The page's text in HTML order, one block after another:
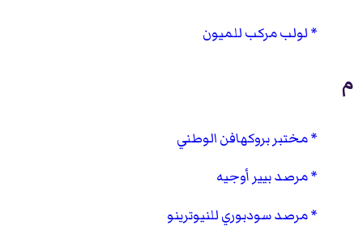
لولب مركب للميون
م
مختبر بروكهافن الوطني
مرصد بيير أوجيه
مرصد سودبوري للنيوترينو